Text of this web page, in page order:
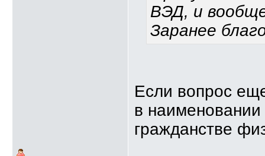
ВЭД, и
Заранее
Если вопрос
в наименовании
гражданстве